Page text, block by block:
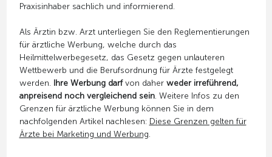
Praxisinhaber sachlich und informierend.
Als Ärztin bzw. Arzt unterliegen Sie den Reglementierungen
für ärztliche Werbung, welche durch das
Heilmittelwerbegesetz, das Gesetz gegen unlauteren
Wettbewerb und die Berufsordnung für Ärzte festgelegt
werden. Ihre Werbung darfvon daher weder irreführend,
anpreisend noch vergleichend sein. Weitere Infos zu den
Grenzen für ärztliche Werbung können Sie in dem
nachfolgenden Artikel nachlesen: Diese Grenzen gelten für
Ärzte bei Marketing und Werbung.